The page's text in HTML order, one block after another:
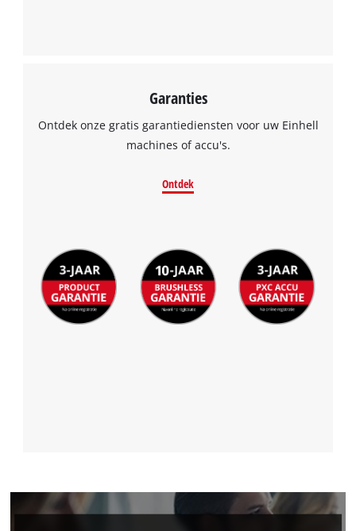
Garanties
Ontdek onze gratis garantiediensten voor uw Einhell
machines of accu's.
Ontdek